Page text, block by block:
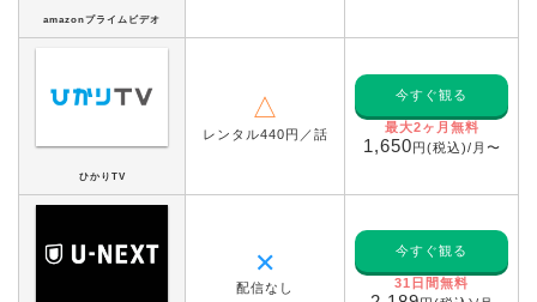
amazonプライムビデオ
ひかりTV
△
レンタル440円／話
今すぐ観る
最大2ヶ月無料
1,650円(税込)/月〜
✕
配信なし
今すぐ観る
31日間無料